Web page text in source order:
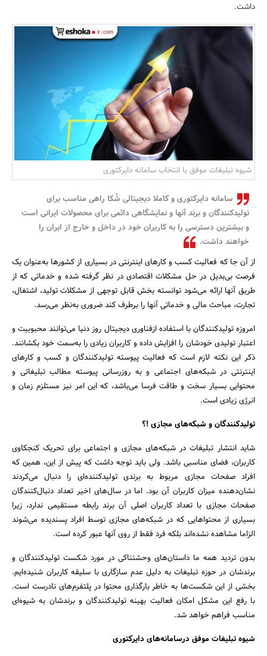
مسکن و ساختمان
جستجو
داشت.
شیوه تبلیغات موفق با انتخاب سامانه‌ دایرکتوری
سامانه دایرکتوری و کاملا دیجیتالی شُکا راهی مناسب برای
تولید‌کنندگان و برند آنها و نمایشگاهی دائمی برای محصولات ایرانی است
و بیشترین دسترسی را به کاربران خود در داخل و خارج از ایران را
خواهند داشت.
از آن جا که فعالیت کسب و کارهای اینترنتی در بسیاری از کشور‌ها به‌عنوان یک
فرصت بی‌بدیل در حل مشکلات اقتصادی در نظر گرفته شده و خدماتی که از
طریق آنها ارائه می‌شود توانسته بخش قابل توجهی از مشکلات تولید، اشتغال،
تجارت، مباحث مالی و خدماتی آنها را برطرف کند ضروری به‌نظر می‌رسد.
امروزه تولید‌کنندگان با استفاده ازفناوری دیجیتال روز دنیا می‌توانند محبوبیت و
اعتبار تولیدی خودشان را افزایش داده و کاربران زیادی را به‌سمت خود بکشانند.
ذکر این نکته لازم است که فعالیت پیوسته تولید‌کنندگان و کسب و کارهای
اینترنتی در شبکه‌های اجتماعی و به روز‌رسانی پیوسته مطالب تبلیغاتی و
محتوایی بسیار سخت و طاقت فرسا می‌باشد، که این امر نیز مستلزم زمان و
انرژی زیادی است.
تولید‌کنندگان و شبکه‌های مجازی !؟
شاید انتشار تبلیغات در شبکه‌های مجازی و اجتماعی برای تحریک کنجکاوی
کاربران، فضای مناسبی باشد. ولی باید توجه داشت که پیش از این، همین که
افراد صفحات مجازی مربوط به برندی تولید‌کننده‌ای را دنبال می‌کردند
نشان‌دهنده میزان کاربران آن بود. اما در سال‌های اخیر تعداد دنبال‌کنندگان
صفحات مجازی با تعداد کاربران اصلی آن برند رابطه مستقیمی ندارد، زیرا
بسیاری از محتواهایی که در شبکه‌های مجازی توسط افراد پسندیده می‌شوند
الزاما مشاهده نشده‌اند بلکه فرد فقط از روی آنها عبور کرده است.
بدون تردید همه ما داستان‌های وحشتناکی در مورد شکست تولید‌کنندگان و
برندشان در حوزه تبلیغات به دلیل عدم سازگاری با سلیقه کاربران شنیده‌ایم.
بخشی از این شکست‌ها به خاطر بارگذاری محتوا در پلتفرم‌های نادرست است.
با رفع این مشکل امکان فعالیت بهینه تولید‌کنندگان و برندشان به شیوه‌ای
مناسب فراهم خواهد شد.
شیوه تبلیغات موفق درسامانه‌های دایرکتوری